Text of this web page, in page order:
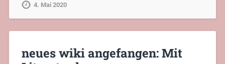
4. Mai 2020
neues wiki angefangen: Mit